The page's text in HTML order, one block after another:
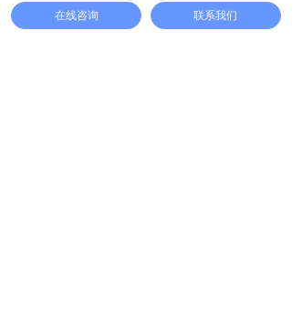
器有限公司还研发了新的密封性检测方法——
真
在线咨询 联系我们